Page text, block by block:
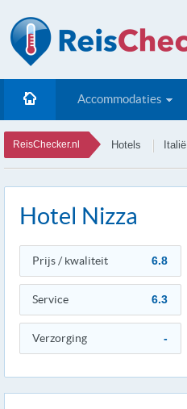
Accommodaties
ReisChecker.nl Hotels Italië
Hotel Nizza
Prijs / kwaliteit 6.8
Service 6.3
Verzorging -